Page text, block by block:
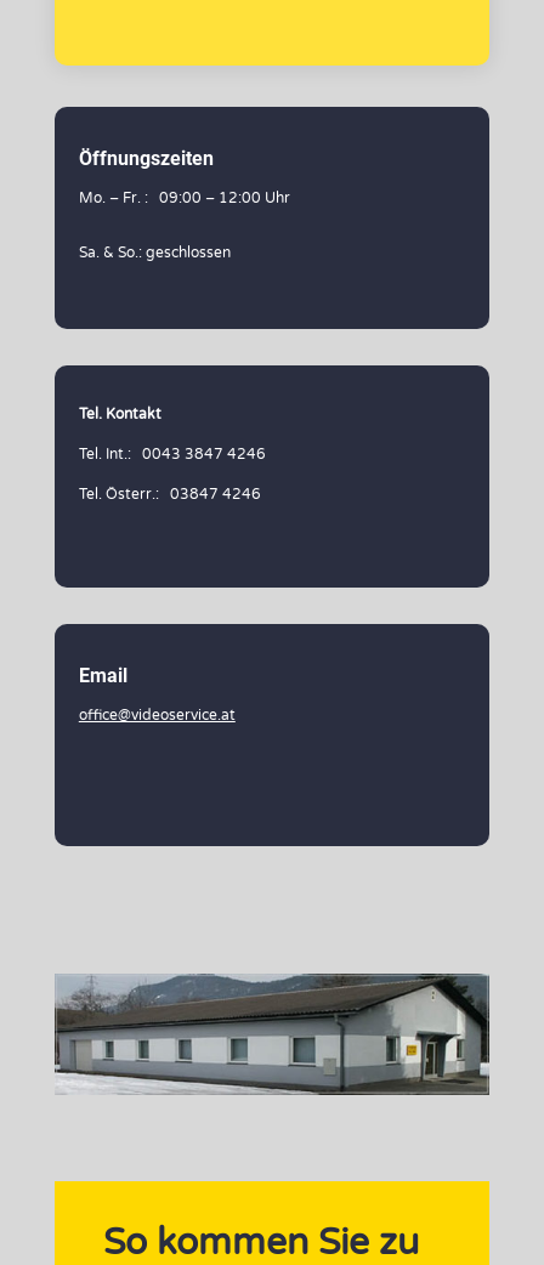
Öffnungszeiten
Mo. – Fr. : 09:00 – 12:00 Uhr
Sa. & So.: geschlossen
Tel. Kontakt
Tel. Int.: 0043 3847 4246
Tel. Österr.: 03847 4246
Email
office@videoservice.at
So kommen Sie zu